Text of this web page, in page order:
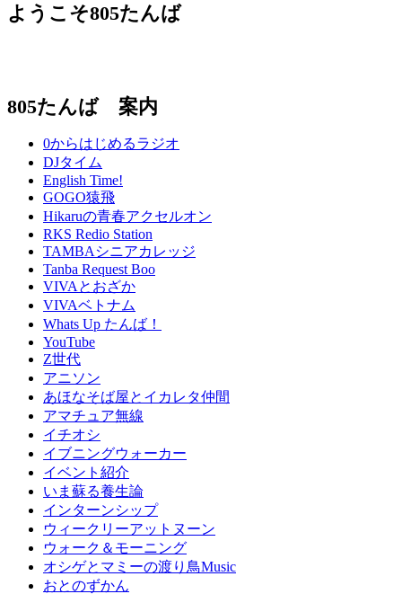
ようこそ805たんば
805たんば 案内
0からはじめるラジオ
DJタイム
English Time!
GOGO猿飛
Hikaruの青春アクセルオン
RKS Redio Station
TAMBAシニアカレッジ
Tanba Request Boo
VIVAとおざか
VIVAベトナム
Whats Up たんば！
YouTube
Z世代
アニソン
あほなそば屋とイカレタ仲間
アマチュア無線
イチオシ
イブニングウォーカー
イベント紹介
いま蘇る養生論
インターンシップ
ウィークリーアットヌーン
ウォーク＆モーニング
オシゲとマミーの渡り鳥Music
おとのずかん